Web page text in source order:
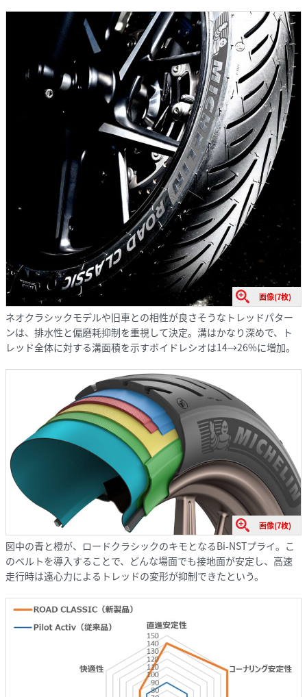
画像(7枚)
ネオクラシックモデルや旧車との相性が良さそうなトレッドパター
ンは、排水性と偏磨耗抑制を重視して決定。溝はかなり深めで、ト
レッド全体に対する溝面積を示すボイドレシオは14→26%に増加。
画像(7枚)
図中の青と橙が、ロードクラシックのキモとなるBi-NSTプライ。こ
のベルトを導入することで、どんな場面でも接地面が安定し、高速
走行時は遠心力によるトレッドの変形が抑制できたという。